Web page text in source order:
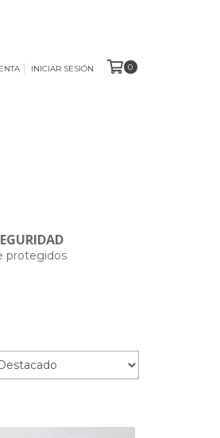
INICIAR SESIÓN 0
protegidos